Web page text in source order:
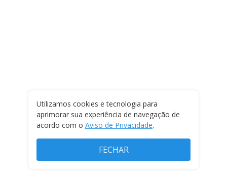
Utilizamos cookies e tecnologia para
aprimorar sua experiência de navegação de
acordo com o Aviso de Privacidade.
FECHAR